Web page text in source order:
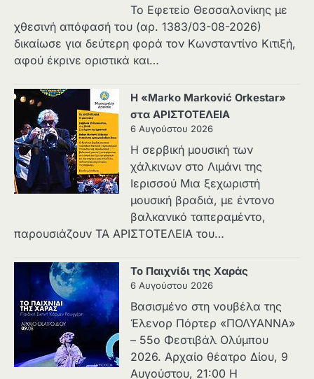
Το Εφετείο Θεσσαλονίκης με
χθεσινή απόφασή του (αρ. 1383/03-08-2026)
δικαίωσε για δεύτερη φορά τον Κωνσταντίνο Κιτιξή,
αφού έκρινε οριστικά και…
Η «Marko Marković Orkestar»
στα ΑΡΙΣΤΟΤΕΛΕΙΑ
6 Αυγούστου 2026
Η σερβική μουσική των
χάλκινων στο Λιμάνι της
Ιερισσού Μια ξεχωριστή
μουσική βραδιά, με έντονο
βαλκανικό ταπεραμέντο,
παρουσιάζουν ΤΑ ΑΡΙΣΤΟΤΕΛΕΙΑ του…
Το Παιχνίδι της Χαράς
6 Αυγούστου 2026
Βασισμένο στη νουβέλα της
Έλενορ Πόρτερ «ΠΟΛΥΑΝΝΑ»
– 55ο Φεστιβάλ Ολύμπου
2026. Αρχαίο θέατρο Δίου, 9
Αυγούστου, 21:00 Η